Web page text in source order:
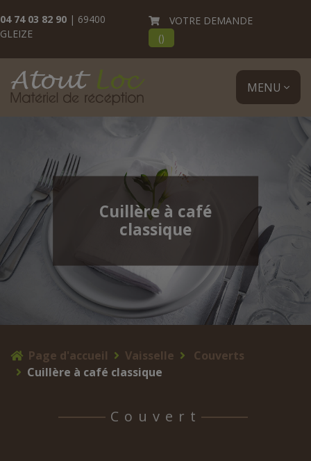
04 74 03 82 90 | 69400
GLEIZE
VOTRE DEMANDE
()
MENU
Cuillère à café
classique
Page d'accueil Vaisselle
Couverts
Cuillère à café classique
Couvert